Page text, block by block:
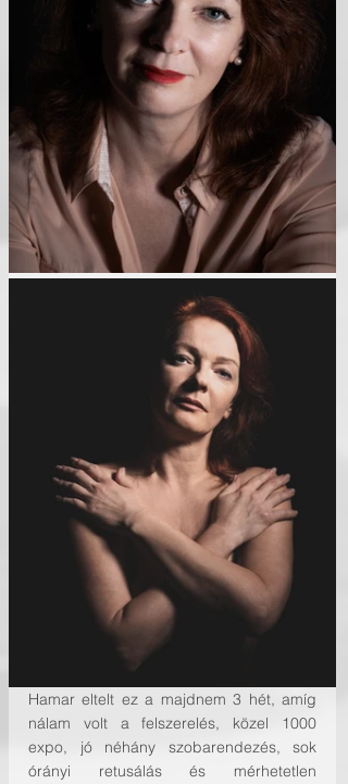
Hamar eltelt ez a majdnem 3 hét, amíg
nálam volt a felszerelés, közel 1000
expo, jó néhány szobarendezés, sok
órányi retusálás és mérhetetlen